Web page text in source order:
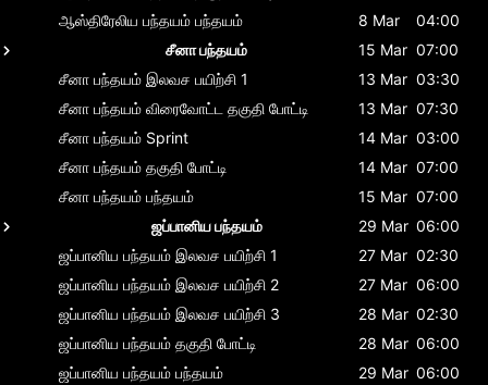
ஆஸ்திரேலிய பந்தயம் பந்தயம் 8 Mar
04:00
சீனா பந்தயம்
15 Mar 07:00
சீனா பந்தயம் இலவச பயிற்சி 1 13 Mar 03:30
சீனா பந்தயம் விரைவோட்ட தகுதி போட்டி 13 Mar 07:30
சீனா பந்தயம் Sprint 14 Mar 03:00
சீனா பந்தயம் தகுதி போட்டி 14 Mar 07:00
சீனா பந்தயம் பந்தயம் 15 Mar 07:00
ஜப்பானிய பந்தயம்
29 Mar 06:00
ஜப்பானிய பந்தயம் இலவச பயிற்சி 1 27 Mar 02:30
ஜப்பானிய பந்தயம் இலவச பயிற்சி 2 27 Mar 06:00
ஜப்பானிய பந்தயம் இலவச பயிற்சி 3 28 Mar 02:30
ஜப்பானிய பந்தயம் தகுதி போட்டி 28 Mar 06:00
ஜப்பானிய பந்தயம் பந்தயம் 29 Mar 06:00